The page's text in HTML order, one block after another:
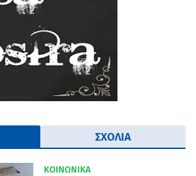
ΣΧΟΛΙΑ
ΚΟΙΝΩΝΙΚΑ